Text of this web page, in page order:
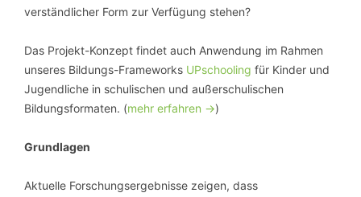
verständlicher Form zur Verfügung stehen?
Das Projekt-Konzept findet auch Anwendung im Rahmen
unseres Bildungs-Frameworks UPschooling für Kinder und
Jugendliche in schulischen und außerschulischen
Bildungsformaten. (mehr erfahren ->)
Grundlagen
Aktuelle Forschungsergebnisse zeigen, dass